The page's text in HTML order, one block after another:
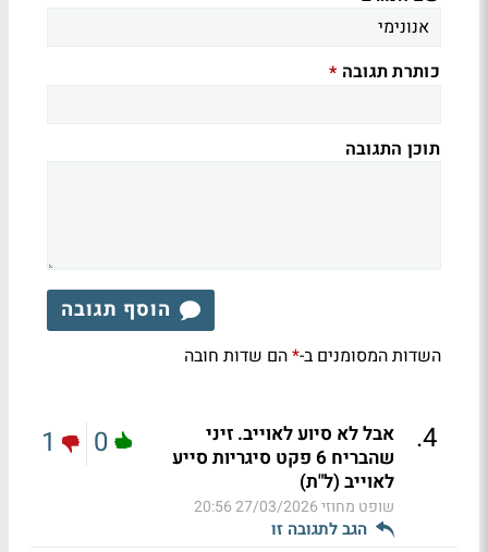
כותרת תגובה *
תוכן התגובה
הוסף תגובה
השדות המסומנים ב-*הם שדות חובה
4
.
אבל לא סיוע לאוייב. זיני
שהבריח 6 פקט סיגריות סייע
לאוייב (ל"ת)
שופט מחוזי27/03/2026 20:56
הגב לתגובה זו
0
1